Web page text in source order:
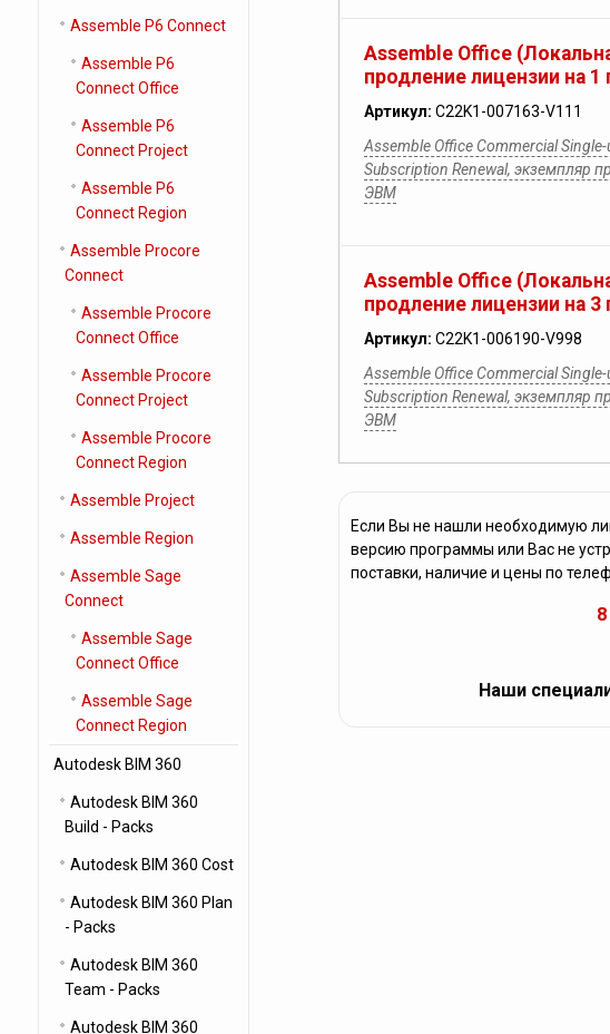
Assemble Office
продление лицензии на 1
Артикул: C22K1-007163-V111
Assemble Office Commercial
Subscription Renewal, экземпляр
ЭВМ
Assemble Office
продление лицензии на 3
Артикул: C22K1-006190-V998
Assemble Office Commercial Single-
Subscription Renewal, экземпляр
ЭВМ
Если Вы не нашли необходимую
версию программы или Вас не
поставки, наличие и цены по
Наши
Assemble P6 Connect
Assemble P6
Connect Office
Assemble P6
Connect Project
Assemble P6
Connect Region
Assemble Procore
Connect
Assemble Procore
Connect Office
Assemble Procore
Connect Project
Assemble Procore
Connect Region
Assemble Project
Assemble Region
Assemble Sage
Connect
Assemble Sage
Connect Office
Assemble Sage
Connect Region
Autodesk BIM 360
Autodesk BIM 360
Build - Packs
Autodesk BIM 360 Cost
Autodesk BIM 360 Plan
- Packs
Autodesk BIM 360
Team - Packs
Autodesk BIM 360